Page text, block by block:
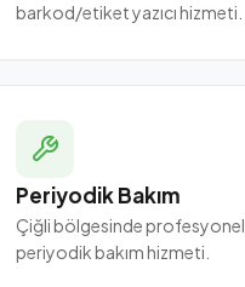
barkod/etiket yazıcı hizmeti.
Periyodik Bakım
Çiğli bölgesinde profesyonel
periyodik bakım hizmeti.